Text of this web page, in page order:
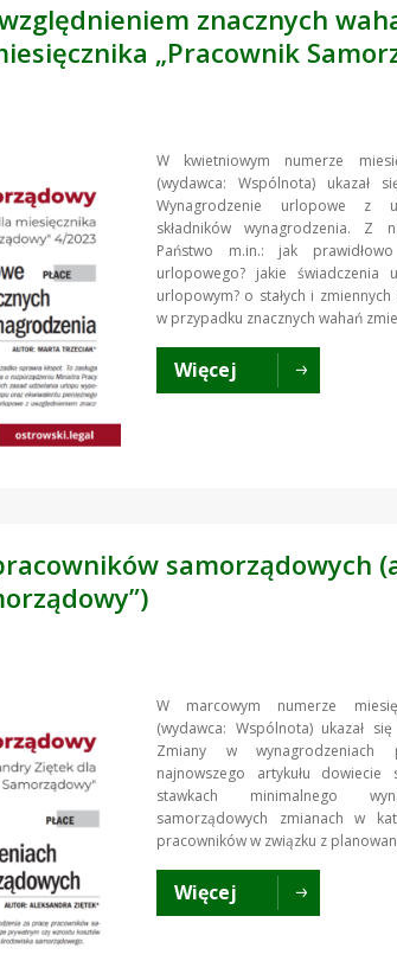
znacznych
„Pracownik
W kwietniowym numerze
(wydawca: Wspólnota) ukazał
Wynagrodzenie urlopowe z
składników wynagrodzenia. Z
Państwo m.in.: jak
urlopowego? jakie świadczenia
urlopowym? o stałych i zmiennych
w przypadku znacznych wahań
Więcej
samorządowych
W marcowym numerze
(wydawca: Wspólnota) ukazał
Zmiany w wynagrodzeniach
najnowszego artykułu
stawkach minimalnego
samorządowych zmianach w
pracowników w związku z
Więcej